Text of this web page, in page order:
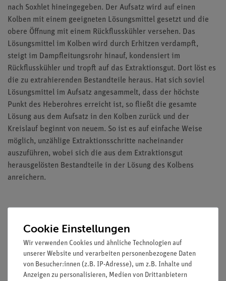
nach Soxhlet hineingegeben. Der Aufsatz wird auf einen
Kolben mit einem geeigneten Lösungsmittel gesetzt und die
obere Öffnung mit einem Rückflusskühler versehen. Das
Lösungsmittel im Kolben wird durch Erhitzen verdampft,
steigt im Dampfleitungsrohr hinauf, kondensiert im
Rückflusskühler und tropft auf das Extraktionsgut. Dort löst es
die zu extrahierenden Bestandteile heraus. Hat sich soviel
Lösungsmittel im Aufsatz angesammelt, dass der höchste
Punkt des Heberohres erreicht ist, so fließt die gesamte
Lösung aus dem Aufsatz in den Kolben zurück und der
Kreislauf beginnt von neuem. So ist es auf einfache Weise
möglich, unzählige Extraktionsschritte nacheinander
auszuführen, wobei sich die aus dem Extraktionsgut
herausgelösten Bestandteile in der Lösung des Kolbens
anreichern.
unteres Anschlussrohr: d = 12 mm (außen)
oberes Glasgewinde: GL 25/12
Cookie Einstellungen
Wir verwenden Cookies und ähnliche Technologien auf
unserer Website und verarbeiten personenbezogene Daten
von Besucher:innen (z.B. IP-Adresse), um z.B. Inhalte und
Anzeigen zu personalisieren, Medien von Drittanbietern